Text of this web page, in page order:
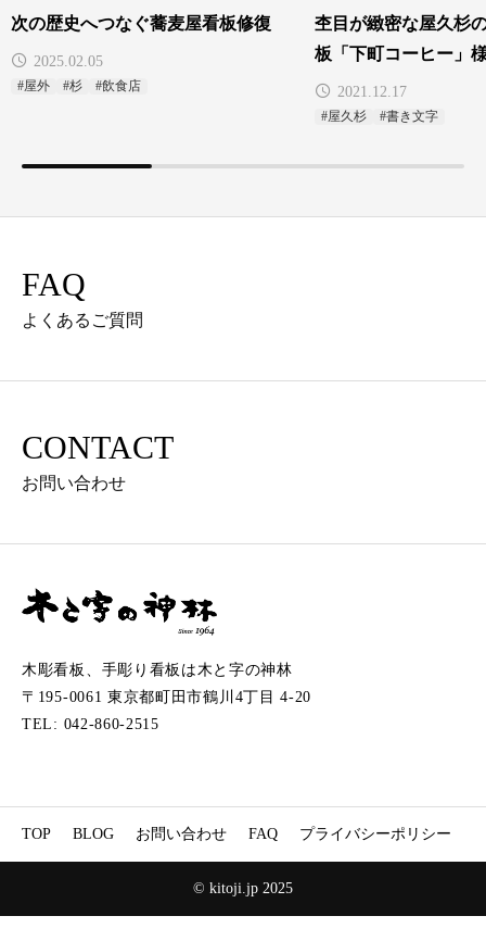
次の歴史へつなぐ蕎麦屋看板修復
2025.02.05
#屋外 #杉 #飲食店
杢目が緻密な屋久杉
板「下町コーヒー」
2021.12.17
#屋久杉 #書き文字
FAQ
よくあるご質問
CONTACT
お問い合わせ
木彫看板、手彫り看板は木と字の神林
〒195-0061 東京都町田市鶴川4丁目 4-20
TEL: 042-860-2515
TOP BLOG お問い合わせ FAQ プライバシーポリシー
© kitoji.jp 2025